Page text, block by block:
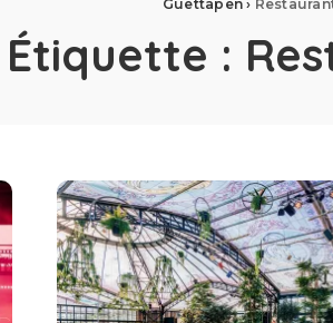
Guettapen ›
Étiquette :